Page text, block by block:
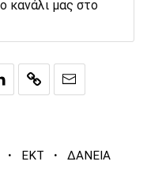
κανάλι μας στο
· ΕΚΤ · ΔΑΝΕΙΑ